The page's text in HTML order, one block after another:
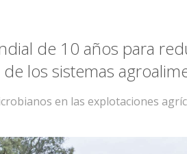
de 10 años para
los sistemas
en las explotaciones